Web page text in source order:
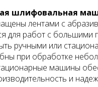
шлифовальная
лентами с
для работ с большими
ручными или
при обработке
машины
и